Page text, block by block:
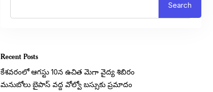
Search
Recent Posts
కేశవరంలో ఆగస్టు 10న ఉచిత మెగా వైద్య శిబిరం
మనుబోలు బైపాస్ వద్ద వోల్వో బస్సుకు ప్రమాదం